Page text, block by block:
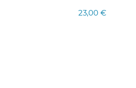
23,00 €